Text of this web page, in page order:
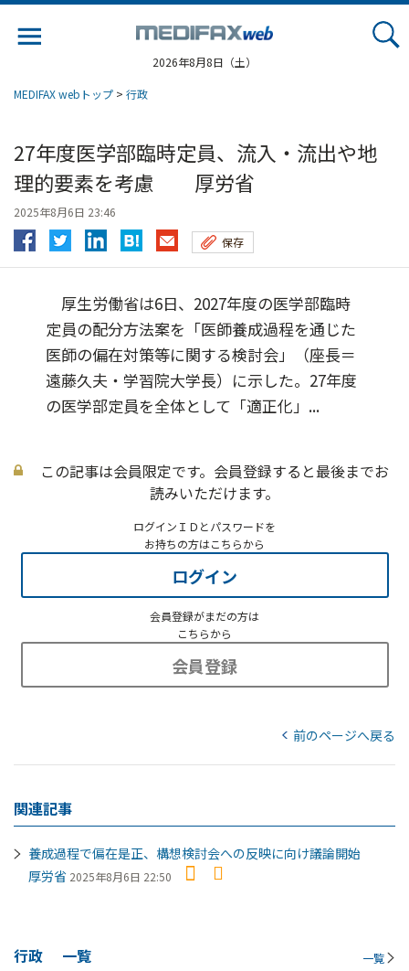
2026年8月8日（土）
MEDIFAX webトップ > 行政
27年度医学部臨時定員、流入・流出や地
理的要素を考慮 厚労省
2025年8月6日 23:46
保存
厚生労働省は6日、2027年度の医学部臨時
定員の配分方法案を「医師養成過程を通じた
医師の偏在対策等に関する検討会」（座長＝
遠藤久夫・学習院大学長）に示した。27年度
の医学部定員を全体として「適正化」...
この記事は会員限定です。会員登録すると最後までお
読みいただけます。
ログインＩＤとパスワードを
お持ちの方はこちらから
ログイン
会員登録がまだの方は
こちらから
会員登録
前のページへ戻る
関連記事
養成過程で偏在是正、構想検討会への反映に向け議論開始
厚労省 2025年8月6日 22:50
行政 一覧 一覧